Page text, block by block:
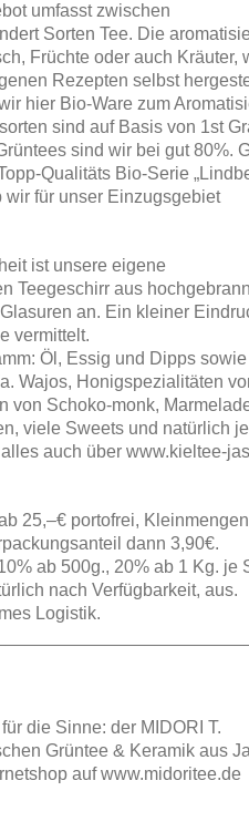
umfasst zwischen
Sorten Tee. Die
Früchte oder auch Kräuter,
Rezepten selbst
hier Bio-Ware zum
sind auf Basis von 1st
sind wir bei gut 80%.
Qualitäts Bio-Serie
wir für unser Einzugsgebiet
ist unsere eigene
Teegeschirr aus
an. Ein kleiner
vermittelt.
Öl, Essig und Dipps sowie
Wajos, Honigspezialitäten
von Schoko-monk,
viele Sweets und natürlich
auch über www.kieltee-
25,–€ portofrei,
dann 3,90€.
ab 500g., 20% ab 1 Kg. je
nach Verfügbarkeit, aus.
Logistik.
die Sinne: der MIDORI T.
Grüntee & Keramik aus
auf www.midoritee.de